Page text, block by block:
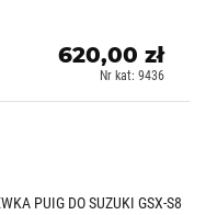
620,00 zł
Nr kat: 9436
PUIG DO SUZUKI GSX-S8